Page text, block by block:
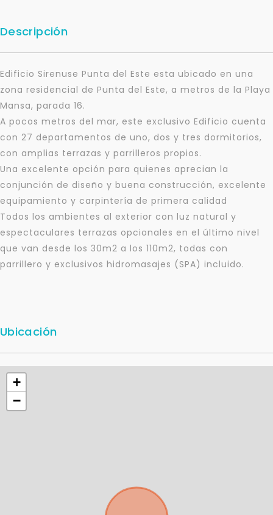
Descripción
Edificio Sirenuse Punta del Este esta ubicado en una
zona residencial de Punta del Este, a metros de la Playa
Mansa, parada 16.
A pocos metros del mar, este exclusivo Edificio cuenta
con 27 departamentos de uno, dos y tres dormitorios,
con amplias terrazas y parrilleros propios.
Una excelente opción para quienes aprecian la
conjunción de diseño y buena construcción, excelente
equipamiento y carpintería de primera calidad
Todos los ambientes al exterior con luz natural y
espectaculares terrazas opcionales en el último nivel
que van desde los 30m2 a los 110m2, todas con
parrillero y exclusivos hidromasajes (SPA) incluido.
Ubicación
+
−